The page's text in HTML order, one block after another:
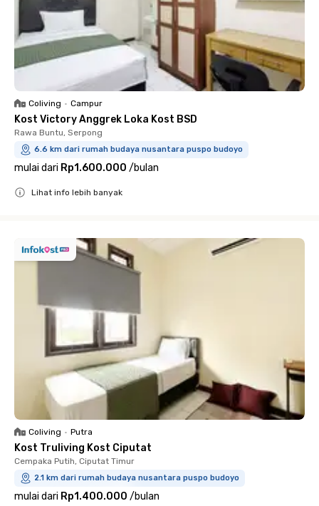
Coliving • Campur
Kost Victory Anggrek Loka Kost BSD
Rawa Buntu, Serpong
6.6 km dari rumah budaya nusantara puspo budoyo
mulai dari Rp1.600.000 /bulan
Lihat info lebih banyak
Coliving • Putra
Kost Truliving Kost Ciputat
Cempaka Putih, Ciputat Timur
2.1 km dari rumah budaya nusantara puspo budoyo
mulai dari Rp1.400.000 /bulan